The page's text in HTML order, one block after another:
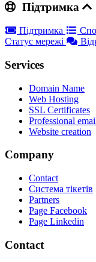
Підтримка
Підтримка
Статус мережі
Services
Domain Name
Web Hosting
SSL Certificates
Professional
Website creation
Company
Contact
Система тікетів
Partners
Page Facebook
Page Linkedin
Contact